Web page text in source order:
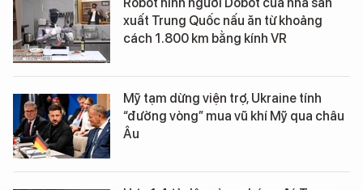
xuất Trung Quốc nấu ăn từ khoảng
cách 1.800 km bằng kính VR
Mỹ tạm dừng viện trợ, Ukraine tính
“đường vòng” mua vũ khí Mỹ qua châu
Âu